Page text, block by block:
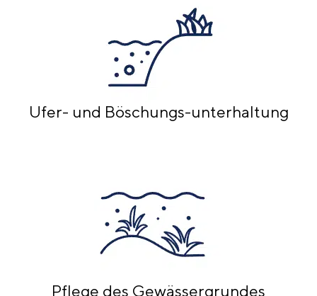
Ufer- und Böschungs-unterhaltung
Pflege des Gewässergrundes